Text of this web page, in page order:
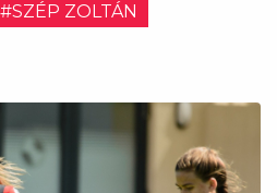
#SZÉP ZOLTÁN